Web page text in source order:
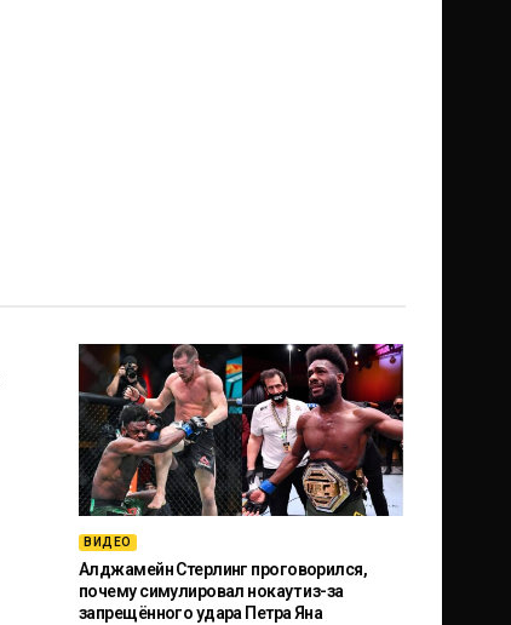
ВИДЕО
Алджамейн Стерлинг проговорился,
почему симулировал нокаут из-за
запрещённого удара Петра Яна